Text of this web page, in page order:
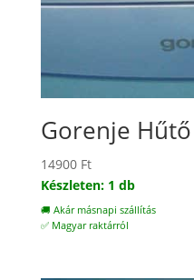
Gorenje
14900 Ft
Készleten: 1 db
🚚 Akár másnapi szállítás
✅ Magyar raktárról